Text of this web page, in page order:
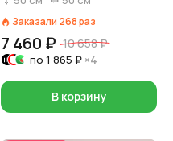
Заказали 268раз
7 460 ₽ 10 658 ₽
по 1 865 ₽ ×4
В корзину